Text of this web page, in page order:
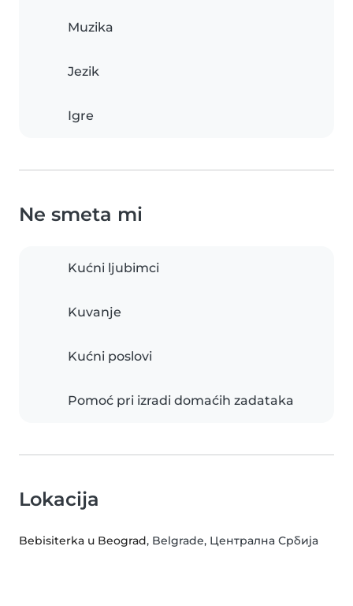
Muzika
Jezik
Igre
Ne smeta mi
Kućni ljubimci
Kuvanje
Kućni poslovi
Pomoć pri izradi domaćih zadataka
Lokacija
Bebisiterka u Beograd, Belgrade, Централна Србија